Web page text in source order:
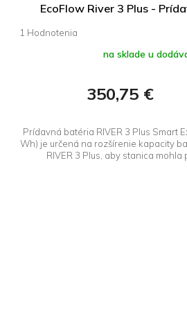
EcoFlow River 3 Plus -
Priemerné
na sklade u
350,75 €
Prídavná batéria RIVER 3 Plus Smart
Wh) je určená na rozšírenie kapacity
RIVER 3 Plus, aby stanica mohla